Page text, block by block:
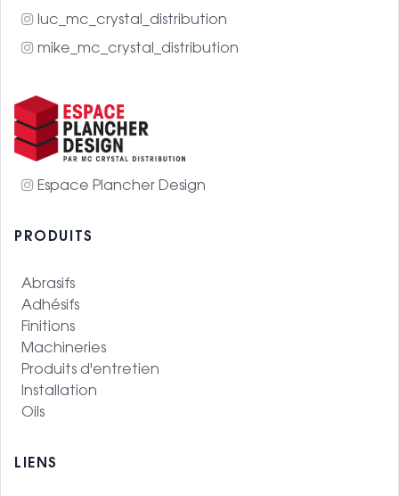
luc_mc_crystal_distribution
mike_mc_crystal_distribution
Espace Plancher Design
PRODUITS
Abrasifs
Adhésifs
Finitions
Machineries
Produits d'entretien
Installation
Oils
LIENS